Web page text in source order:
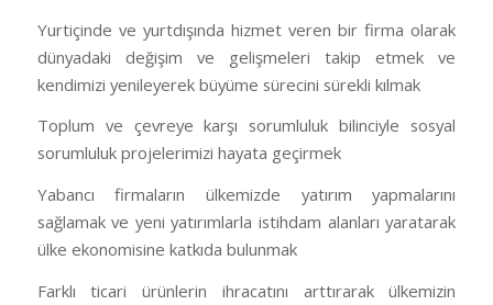
Yurtiçinde ve yurtdışında hizmet veren bir firma olarak
dünyadaki değişim ve gelişmeleri takip etmek ve
kendimizi yenileyerek büyüme sürecini sürekli kılmak
Toplum ve çevreye karşı sorumluluk bilinciyle sosyal
sorumluluk projelerimizi hayata geçirmek
Yabancı firmaların ülkemizde yatırım yapmalarını
sağlamak ve yeni yatırımlarla istihdam alanları yaratarak
ülke ekonomisine katkıda bulunmak
Farklı ticari ürünlerin ihracatını arttırarak ülkemizin